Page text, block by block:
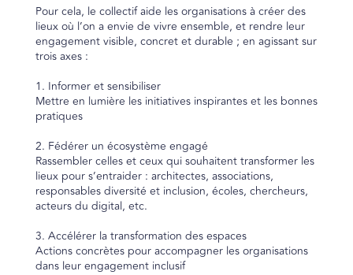
Pour cela, le collectif aide les organisations à créer des
lieux où l’on a envie de vivre ensemble, et rendre leur
engagement visible, concret et durable ; en agissant sur
trois axes :
1. Informer et sensibiliser
Mettre en lumière les initiatives inspirantes et les bonnes
pratiques
2. Fédérer un écosystème engagé
Rassembler celles et ceux qui souhaitent transformer les
lieux pour s’entraider : architectes, associations,
responsables diversité et inclusion, écoles, chercheurs,
acteurs du digital, etc.
3. Accélérer la transformation des espaces
Actions concrètes pour accompagner les organisations
dans leur engagement inclusif